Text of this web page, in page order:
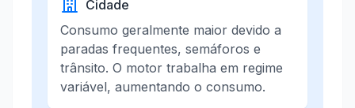
Cidade
Consumo geralmente maior devido a
paradas frequentes, semáforos e
trânsito. O motor trabalha em regime
variável, aumentando o consumo.